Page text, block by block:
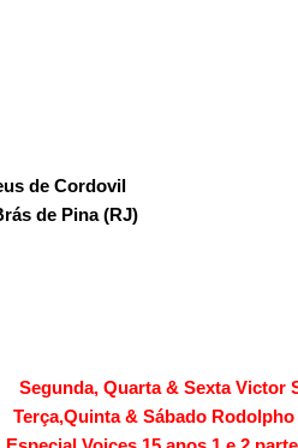
de Cordovil
de Pina (RJ)
Segunda, Quarta & Sexta Victor
Terça,Quinta & Sábado Rodolpho